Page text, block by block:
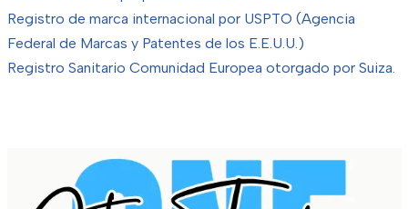
Registro de marca internacional por USPTO (Agencia
Federal de Marcas y Patentes de los E.E.U.U.)
Registro Sanitario Comunidad Europea otorgado por Suiza.